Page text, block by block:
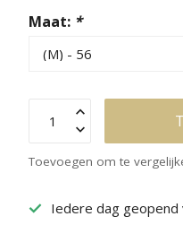
Maat: *
Toevoegen om te
Iedere dag